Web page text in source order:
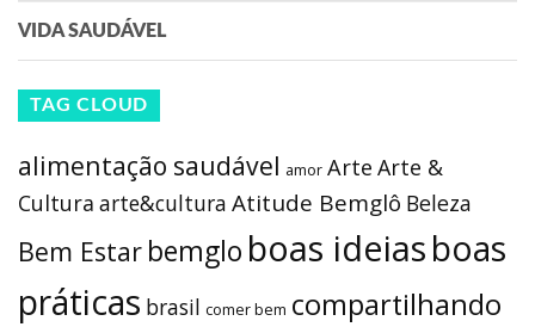
VIDA SAUDÁVEL
TAG CLOUD
alimentação saudável amor Arte Arte &
Cultura arte&cultura Atitude Bemglô Beleza
Bem Estar bemglo boas ideiasboas
práticas brasil comer bem compartilhando